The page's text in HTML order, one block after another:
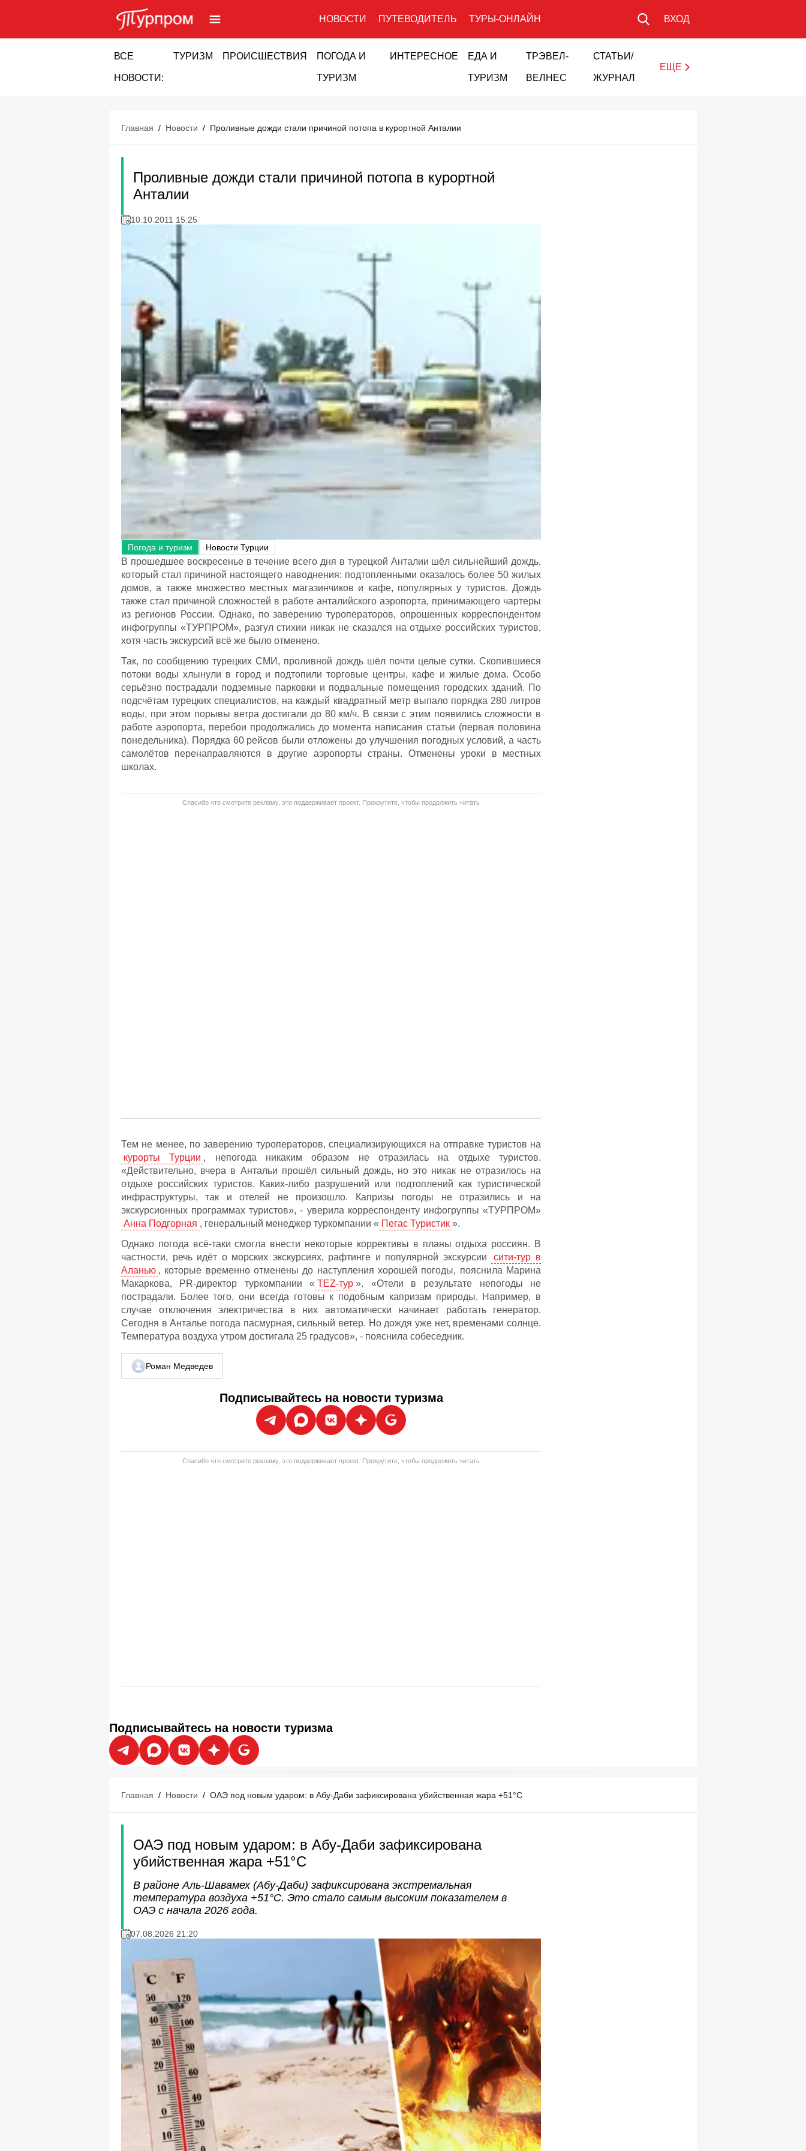
НОВОСТИ ПУТЕВОДИТЕЛЬ ТУРЫ-ОНЛАЙН ВХОД
ВСЕ
НОВОСТИ:
ТУРИЗМ ПРОИСШЕСТВИЯ ПОГОДА И
ТУРИЗМ
ИНТЕРЕСНОЕ ЕДА И
ТУРИЗМ
ТРЭВЕЛ-
ВЕЛНЕС
СТАТЬИ/
ЖУРНАЛ
ЕЩЕ
Главная / Новости / Проливные дожди стали причиной потопа в курортной Анталии
Проливные дожди стали причиной потопа в курортной
Анталии
10.10.2011 15:25
Погода и туризм Новости Турции
В прошедшее воскресенье в течение всего дня в турецкой Анталии шёл сильнейший дождь,
который стал причиной настоящего наводнения: подтопленными оказалось более 50 жилых
домов, а также множество местных магазинчиков и кафе, популярных у туристов. Дождь
также стал причиной сложностей в работе анталийского аэропорта, принимающего чартеры
из регионов России. Однако, по заверению туроператоров, опрошенных корреспондентом
инфогруппы «ТУРПРОМ», разгул стихии никак не сказался на отдыхе российских туристов,
хотя часть экскурсий всё же было отменено.
Так, по сообщению турецких СМИ, проливной дождь шёл почти целые сутки. Скопившиеся
потоки воды хлынули в город и подтопили торговые центры, кафе и жилые дома. Особо
серьёзно пострадали подземные парковки и подвальные помещения городских зданий. По
подсчётам турецких специалистов, на каждый квадратный метр выпало порядка 280 литров
воды, при этом порывы ветра достигали до 80 км/ч. В связи с этим появились сложности в
работе аэропорта, перебои продолжались до момента написания статьи (первая половина
понедельника). Порядка 60 рейсов были отложены до улучшения погодных условий, а часть
самолётов перенаправляются в другие аэропорты страны. Отменены уроки в местных
школах.
Спасибо что смотрите рекламу, это поддерживает проект. Прокрутите, чтобы продолжить читать
Тем не менее, по заверению туроператоров, специализирующихся на отправке туристов на
курорты Турции , непогода никаким образом не отразилась на отдыхе туристов.
«Действительно, вчера в Антальи прошёл сильный дождь, но это никак не отразилось на
отдыхе российских туристов. Каких-либо разрушений или подтоплений как туристической
инфраструктуры, так и отелей не произошло. Капризы погоды не отразились и на
экскурсионных программах туристов», - уверила корреспонденту инфогруппы «ТУРПРОМ»
Анна Подгорная , генеральный менеджер туркомпании « Пегас Туристик ».
Однако погода всё-таки смогла внести некоторые коррективы в планы отдыха россиян. В
частности, речь идёт о морских экскурсиях, рафтинге и популярной экскурсии
сити-тур в
Аланью , которые временно отменены до наступления хорошей погоды, пояснила Марина
Макаркова, PR-директор туркомпании « TEZ-тур ». «Отели в результате непогоды не
пострадали. Более того, они всегда готовы к подобным капризам природы. Например, в
случае отключения электричества в них автоматически начинает работать генератор.
Сегодня в Анталье погода пасмурная, сильный ветер. Но дождя уже нет, временами солнце.
Температура воздуха утром достигала 25 градусов», - пояснила собеседник.
Роман Медведев
Подписывайтесь на новости туризма
Спасибо что смотрите рекламу, это поддерживает проект. Прокрутите, чтобы продолжить читать
Подписывайтесь на новости туризма
Главная / Новости / ОАЭ под новым ударом: в Абу-Даби зафиксирована убийственная жара +51°C
ОАЭ под новым ударом: в Абу-Даби зафиксирована
убийственная жара +51°C
В районе Аль-Шавамех (Абу-Даби) зафиксирована экстремальная
температура воздуха +51°C. Это стало самым высоким показателем в
ОАЭ с начала 2026 года.
07.08.2026 21:20